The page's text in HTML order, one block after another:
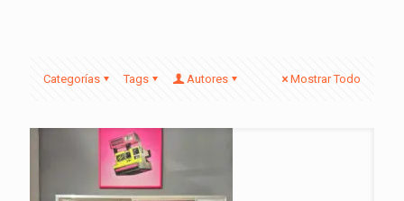
Categorías Tags Autores Mostrar Todo